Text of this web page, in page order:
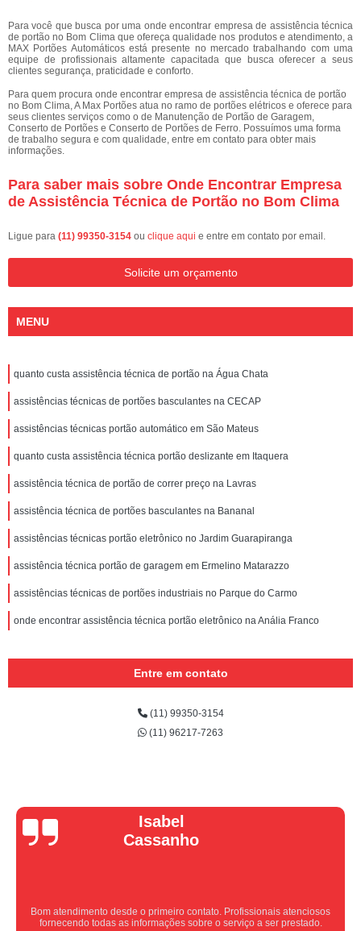
Para você que busca por uma onde encontrar empresa de assistência técnica
de portão no Bom Clima que ofereça qualidade nos produtos e atendimento, a
MAX Portões Automáticos está presente no mercado trabalhando com uma
equipe de profissionais altamente capacitada que busca oferecer a seus
clientes segurança, praticidade e conforto.
Para quem procura onde encontrar empresa de assistência técnica de portão
no Bom Clima, A Max Portões atua no ramo de portões elétricos e oferece para
seus clientes serviços como o de Manutenção de Portão de Garagem,
Conserto de Portões e Conserto de Portões de Ferro. Possuímos uma forma
de trabalho segura e com qualidade, entre em contato para obter mais
informações.
Para saber mais sobre Onde Encontrar Empresa
de Assistência Técnica de Portão no Bom Clima
Ligue para (11) 99350-3154 ou clique aqui e entre em contato por email.
Solicite um orçamento
MENU
quanto custa assistência técnica de portão na Água Chata
assistências técnicas de portões basculantes na CECAP
assistências técnicas portão automático em São Mateus
quanto custa assistência técnica portão deslizante em Itaquera
assistência técnica de portão de correr preço na Lavras
assistência técnica de portões basculantes na Bananal
assistências técnicas portão eletrônico no Jardim Guarapiranga
assistência técnica portão de garagem em Ermelino Matarazzo
assistências técnicas de portões industriais no Parque do Carmo
onde encontrar assistência técnica portão eletrônico na Anália Franco
Entre em contato
(11) 99350-3154
(11) 96217-7263
Vera Maria
Equipe nota 10, trabalho rápido com excelência , super organizados.
Super indico.